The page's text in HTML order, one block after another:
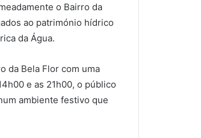
o Bairro da
ao património hídrico
da Água.
da Bela Flor com uma
e as 21h00, o público
ambiente festivo que